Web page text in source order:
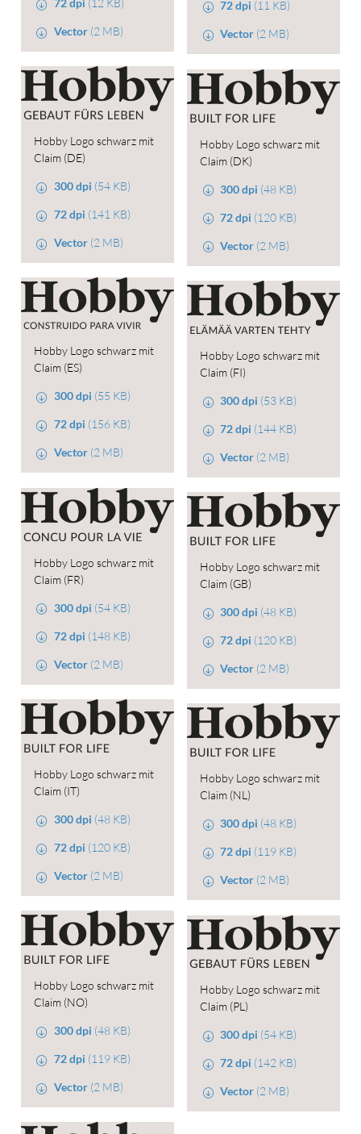
Vector (2 MB)
72 dpi (11 KB)
Vector (2 MB)
Hobby Logo schwarz mit
Claim (DE)
300 dpi (54 KB)
72 dpi (141 KB)
Vector (2 MB)
Hobby Logo schwarz mit
Claim (DK)
300 dpi (48 KB)
72 dpi (120 KB)
Vector (2 MB)
Hobby Logo schwarz mit
Claim (ES)
300 dpi (55 KB)
72 dpi (156 KB)
Vector (2 MB)
Hobby Logo schwarz mit
Claim (FI)
300 dpi (53 KB)
72 dpi (144 KB)
Vector (2 MB)
Hobby Logo schwarz mit
Claim (FR)
300 dpi (54 KB)
72 dpi (148 KB)
Vector (2 MB)
Hobby Logo schwarz mit
Claim (GB)
300 dpi (48 KB)
72 dpi (120 KB)
Vector (2 MB)
Hobby Logo schwarz mit
Claim (IT)
300 dpi (48 KB)
72 dpi (120 KB)
Vector (2 MB)
Hobby Logo schwarz mit
Claim (NL)
300 dpi (48 KB)
72 dpi (119 KB)
Vector (2 MB)
Hobby Logo schwarz mit
Claim (NO)
300 dpi (48 KB)
72 dpi (119 KB)
Vector (2 MB)
Hobby Logo schwarz mit
Claim (PL)
300 dpi (54 KB)
72 dpi (142 KB)
Vector (2 MB)